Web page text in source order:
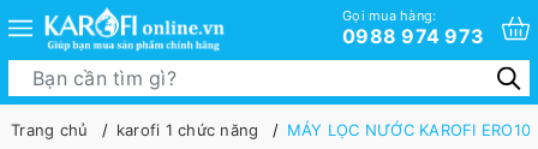
Gọi mua hàng:
0988 974 973
Trang chủ karofi 1 chức năng MÁY LỌC NƯỚC KAROFI